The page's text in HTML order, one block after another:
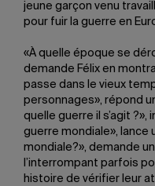
jeune garçon venu
pour fuir la guerre en
«À quelle époque se
demande Félix en
passe dans le vieux
personnages», répond
quelle guerre il s’agit ?»,
guerre mondiale», lance
mondiale?», demande
l’interrompant parfois
histoire de vérifier leur